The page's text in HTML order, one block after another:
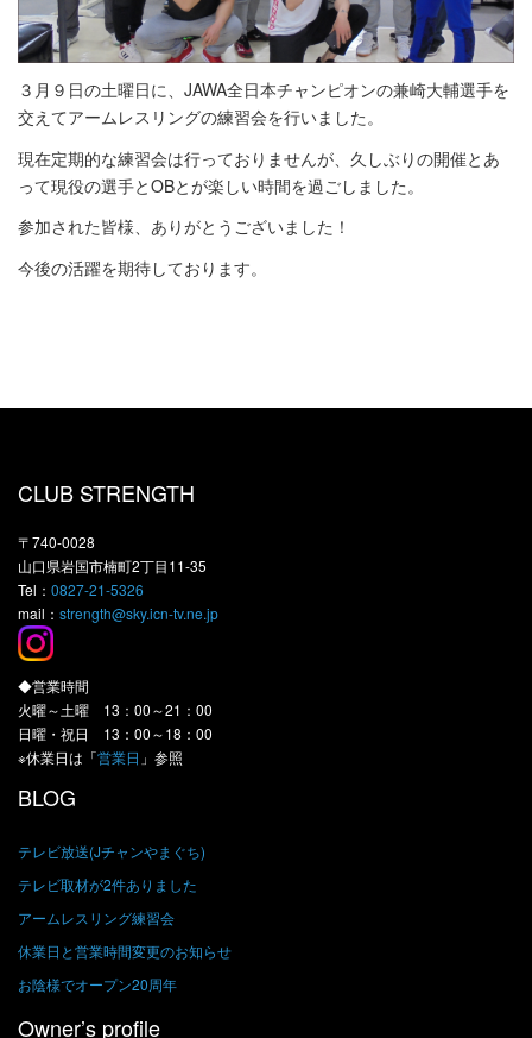
３月９日の土曜日に、JAWA全日本チャンピオンの兼崎大輔選手を
交えてアームレスリングの練習会を行いました。
現在定期的な練習会は行っておりませんが、久しぶりの開催とあ
って現役の選手とOBとが楽しい時間を過ごしました。
参加された皆様、ありがとうございました！
今後の活躍を期待しております。
CLUB STRENGTH
〒740-0028
山口県岩国市楠町2丁目11-35
Tel： 0827-21-5326
mail： strength@sky.icn-tv.ne.jp
◆営業時間
火曜～土曜 13：00～21：00
日曜・祝日 13：00～18：00
※休業日は「営業日 」参照
BLOG
テレビ放送(Jチャンやまぐち)
テレビ取材が2件ありました
アームレスリング練習会
休業日と営業時間変更のお知らせ
お陰様でオープン20周年
Owner’s profile